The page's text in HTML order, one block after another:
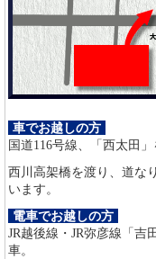
車でお越しの方
国道116号線、「西太田
西川高架橋を渡り、道な
います。
電車でお越しの方
JR越後線・JR弥彦線「吉
車。